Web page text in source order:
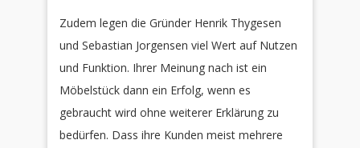
Zudem legen die Gründer Henrik Thygesen
und Sebastian Jorgensen viel Wert auf Nutzen
und Funktion. Ihrer Meinung nach ist ein
Möbelstück dann ein Erfolg, wenn es
gebraucht wird ohne weiterer Erklärung zu
bedürfen. Dass ihre Kunden meist mehrere